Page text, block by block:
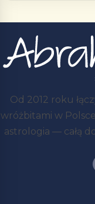
Od 2012 roku
wróżbitami w
astrologia — całą